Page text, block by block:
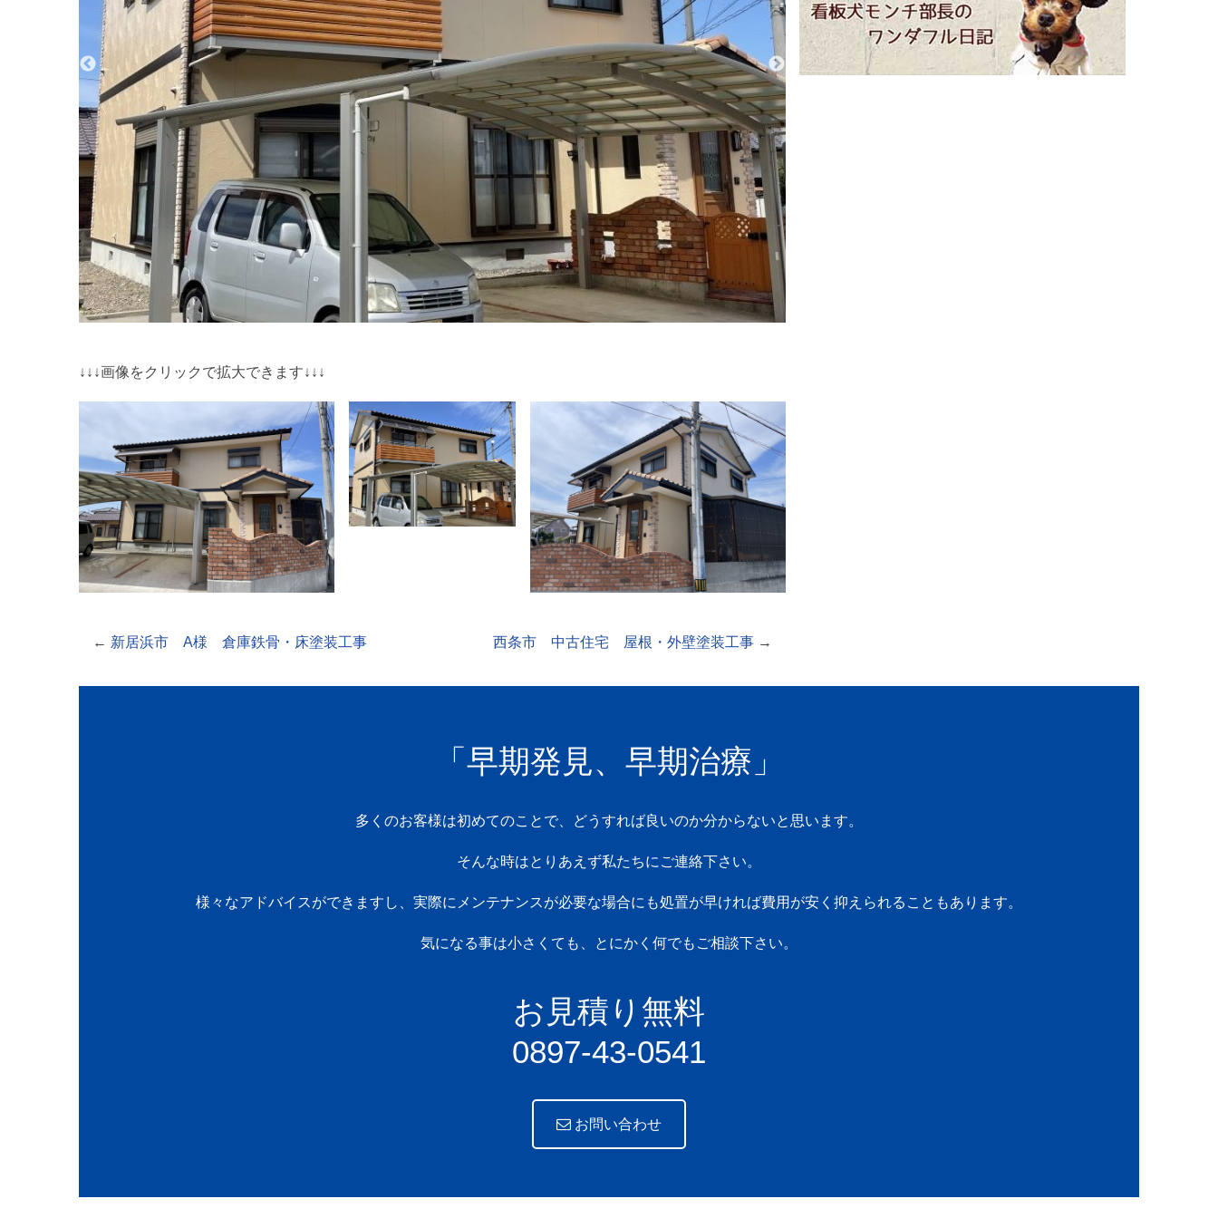
↓↓↓画像をクリックで拡大できます↓↓↓
西条市 中古住宅 屋根・外壁塗装工事 →
← 新居浜市 A様 倉庫鉄骨・床塗装工事
「早期発見、早期治療」
多くのお客様は初めてのことで、どうすれば良いのか分からないと思います。
そんな時はとりあえず私たちにご連絡下さい。
様々なアドバイスができますし、実際にメンテナンスが必要な場合にも処置が早ければ費用が安く抑えられることもあります。
気になる事は小さくても、とにかく何でもご相談下さい。
お見積り無料
0897-43-0541
お問い合わせ